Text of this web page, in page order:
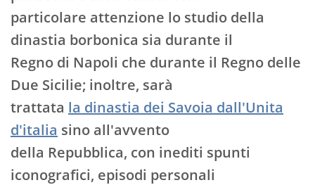
particolare attenzione lo studio della
dinastia borbonica sia durante il
Regno di Napoli che durante il Regno delle
Due Sicilie; inoltre, sarà
trattata la dinastia dei Savoia dall'Unita
d'italia sino all'avvento
della Repubblica, con inediti spunti
iconografici, episodi personali